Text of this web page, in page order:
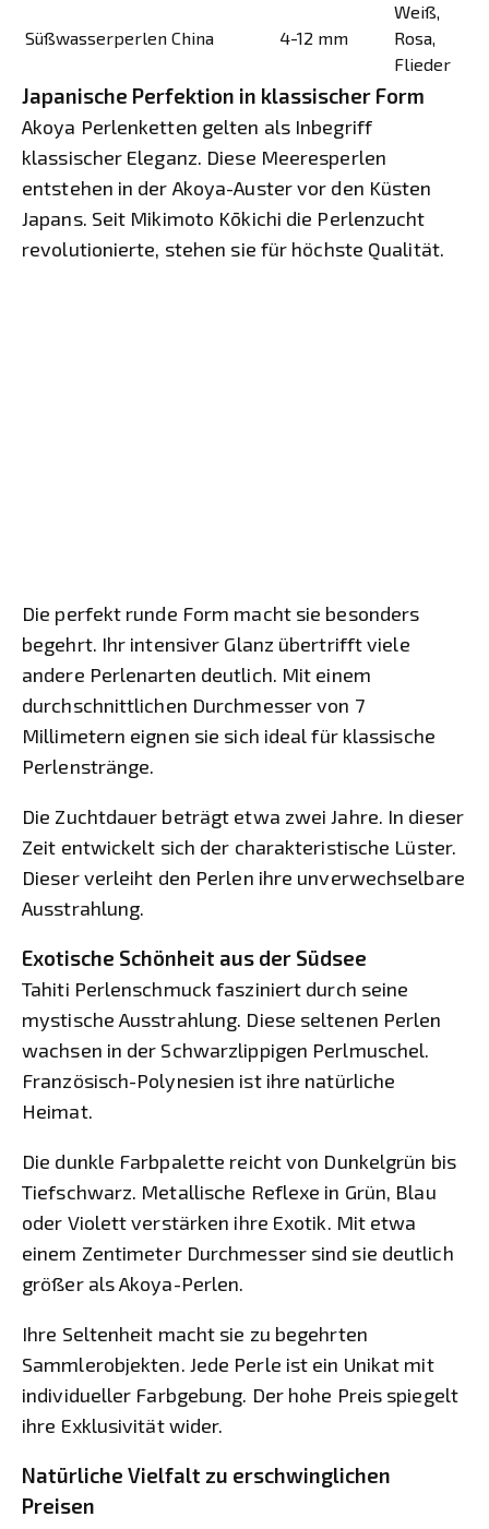
Süßwasserperlen China 4-12 mm
Weiß,
Rosa,
Flieder
Japanische Perfektion in klassischer Form
Akoya Perlenketten gelten als Inbegriff
klassischer Eleganz. Diese Meeresperlen
entstehen in der Akoya-Auster vor den Küsten
Japans. Seit Mikimoto Kōkichi die Perlenzucht
revolutionierte, stehen sie für höchste Qualität.
Die perfekt runde Form macht sie besonders
begehrt. Ihr intensiver Glanz übertrifft viele
andere Perlenarten deutlich. Mit einem
durchschnittlichen Durchmesser von 7
Millimetern eignen sie sich ideal für klassische
Perlenstränge.
Die Zuchtdauer beträgt etwa zwei Jahre. In dieser
Zeit entwickelt sich der charakteristische Lüster.
Dieser verleiht den Perlen ihre unverwechselbare
Ausstrahlung.
Exotische Schönheit aus der Südsee
Tahiti Perlenschmuck fasziniert durch seine
mystische Ausstrahlung. Diese seltenen Perlen
wachsen in der Schwarzlippigen Perlmuschel.
Französisch-Polynesien ist ihre natürliche
Heimat.
Die dunkle Farbpalette reicht von Dunkelgrün bis
Tiefschwarz. Metallische Reflexe in Grün, Blau
oder Violett verstärken ihre Exotik. Mit etwa
einem Zentimeter Durchmesser sind sie deutlich
größer als Akoya-Perlen.
Ihre Seltenheit macht sie zu begehrten
Sammlerobjekten. Jede Perle ist ein Unikat mit
individueller Farbgebung. Der hohe Preis spiegelt
ihre Exklusivität wider.
Natürliche Vielfalt zu erschwinglichen
Preisen